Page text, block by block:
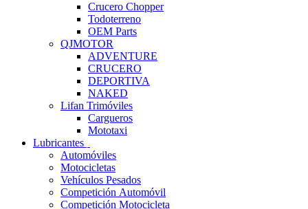
Crucero Chopper
Todoterreno
OEM Parts
QJMOTOR
ADVENTURE
CRUCERO
DEPORTIVA
NAKED
Lifan Trimóviles
Cargueros
Mototaxi
Lubricantes
Automóviles
Motocicletas
Vehículos Pesados
Competición Automóvil
Competición Motocicleta